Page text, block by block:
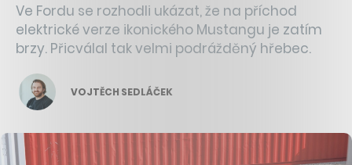
Ve Fordu se rozhodli ukázat, že na příchod
elektrické verze ikonického Mustangu je zatím
brzy. Přicválal tak velmi podrážděný hřebec.
VOJTĚCH SEDLÁČEK